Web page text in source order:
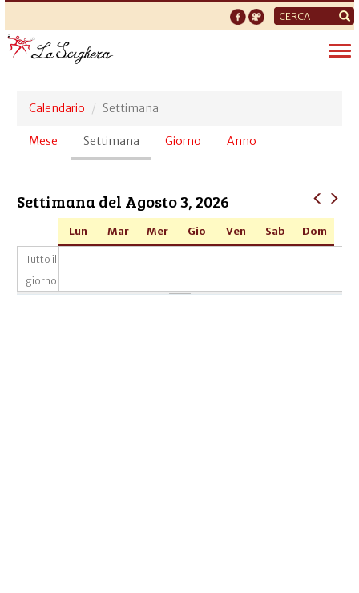
Form
di
ricerca
Calendario Settimana
Schede
primarie
Mese Settimana (scheda
attiva)
Giorno Anno
Settimana del Agosto 3, 2026
Lun Mar Mer Gio Ven Sab Dom
Tutto il
giorno